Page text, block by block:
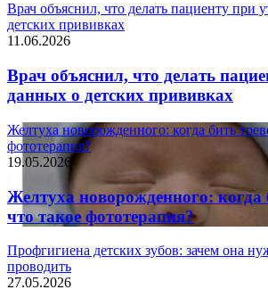
Врач объяснил, что делать пациенту при
детских прививках
11.06.2026
Врач объяснил, что делать
данных о детских прививках
Желтуха новорожденного: когда бить
фототерапия?
19.05.2026
Желтуха новорожденного: когда
что такое фототерапия?
Профгигиена детских зубов: зачем она
проводить
27.05.2026